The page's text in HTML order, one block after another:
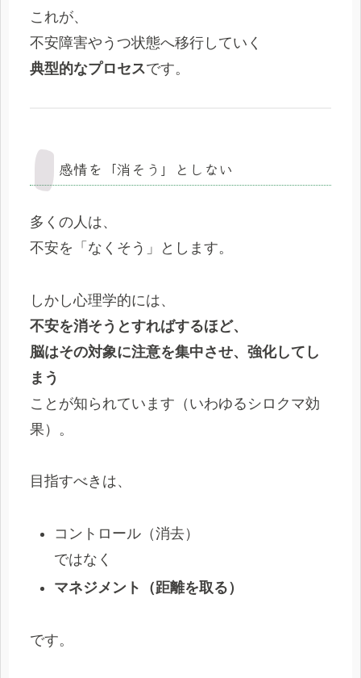
これが、
不安障害やうつ状態へ移行していく
典型的なプロセスです。
感情を「消そう」としない
多くの人は、
不安を「なくそう」とします。
しかし心理学的には、
不安を消そうとすればするほど、
脳はその対象に注意を集中させ、強化してし
まう
ことが知られています（いわゆるシロクマ効
果）。
目指すべきは、
コントロール（消去）
ではなく
マネジメント（距離を取る）
です。